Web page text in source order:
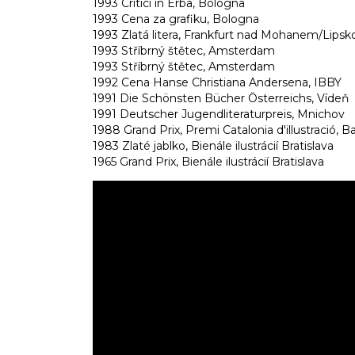
1993 Critici in Erba, Bologna
1993 Cena za grafiku, Bologna
1993 Zlatá litera, Frankfurt nad Mohanem/
1993 Stříbrný štětec, Amsterdam
1993 Stříbrný štětec, Amsterdam
1992 Cena Hanse Christiana Andersena, IBBY
1991 Die Schönsten Bücher Österreichs, Vídeň
1991 Deutscher Jugendliteraturpreis, Mnichov
1988 Grand Prix, Premi Catalonia d'illustració,
1983 Zlaté jablko, Bienále ilustrácií Bratislava
1965 Grand Prix, Bienále ilustrácií Bratislava